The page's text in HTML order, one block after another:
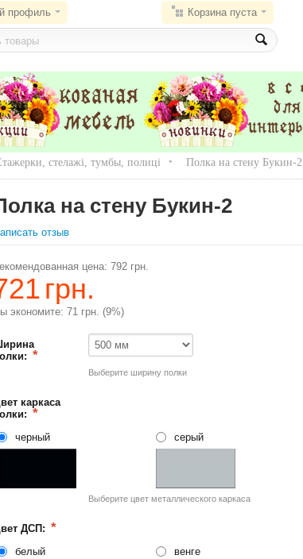
Корзина пуста
профиль
стелажі, тумбы, полиці Полка на стену Букин-2
на стену Букин-2
отзыв
цена: 792 грн.
грн.
экономите: 71 грн. (9%)
Выберите ширину полки
каркаса
черный
серый
Выберите цвет металлического каркаса
ДСП:
белый
венге